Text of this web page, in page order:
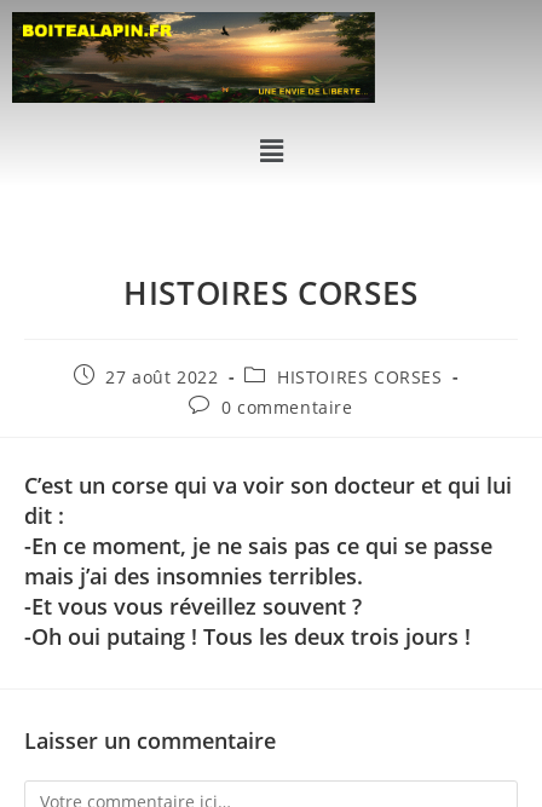
HISTOIRES CORSES
27 août 2022
HISTOIRES CORSES
0 commentaire
C’est un corse qui va voir son docteur et qui lui
dit :
-En ce moment, je ne sais pas ce qui se passe
mais j’ai des insomnies terribles.
-Et vous vous réveillez souvent ?
-Oh oui putaing ! Tous les deux trois jours !
Laisser un commentaire